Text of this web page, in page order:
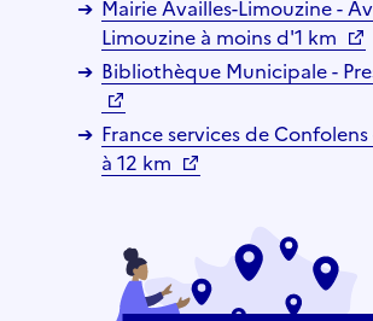
Mairie Availles-Limouzine -
Limouzine à moins d'1 km
Bibliothèque Municipale -
France services de
à 12 km